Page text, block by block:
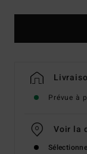
Prévue à
Voir la